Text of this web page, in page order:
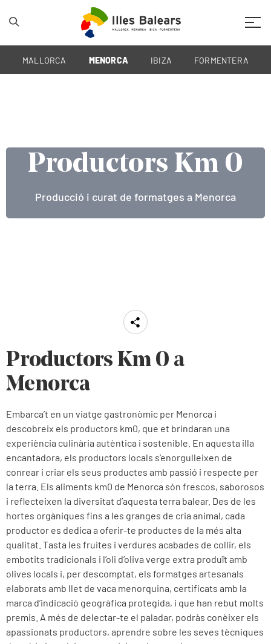
MALLORCA MENORCA IBIZA FORMENTERA
Productors Km 0
Producció i curat de formatges a Menorca
Productors Km 0
Viticultors a Menorca
Productors Km 0
Embarcació de pescadors a Menorca
Productors Km 0 a
Menorca
Embarca’t en un viatge gastronòmic per Menorca i
descobreix els productors km0, que et brindaran una
experiència culinària autèntica i sostenible. En aquesta illa
encantadora, els productors locals s’enorgulleixen de
conrear i criar els seus productes amb passió i respecte per
la terra. Els aliments km0 de Menorca són frescos, saborosos
i reflecteixen la diversitat d’aquesta terra balear. Des de les
hortes orgàniques fins a les granges de cria animal, cada
productor es dedica a oferir-te productes de la més alta
qualitat. Tasta les fruites i verdures acabades de collir, els
embotits tradicionals i l’oli d’oliva verge extra produït amb
olives locals i, per descomptat, els formatges artesanals
elaborats amb llet de vaca menorquina, certificats amb la
marca d’indicació geogràfica protegida, i que han rebut molts
premis. A més de delectar-te el paladar, podràs conèixer els
apassionats productors, aprendre sobre les seves tècniques